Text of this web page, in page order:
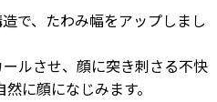
で、たわみ幅をアップしまし
ルさせ、顔に突き刺さる不快
に顔になじみます。